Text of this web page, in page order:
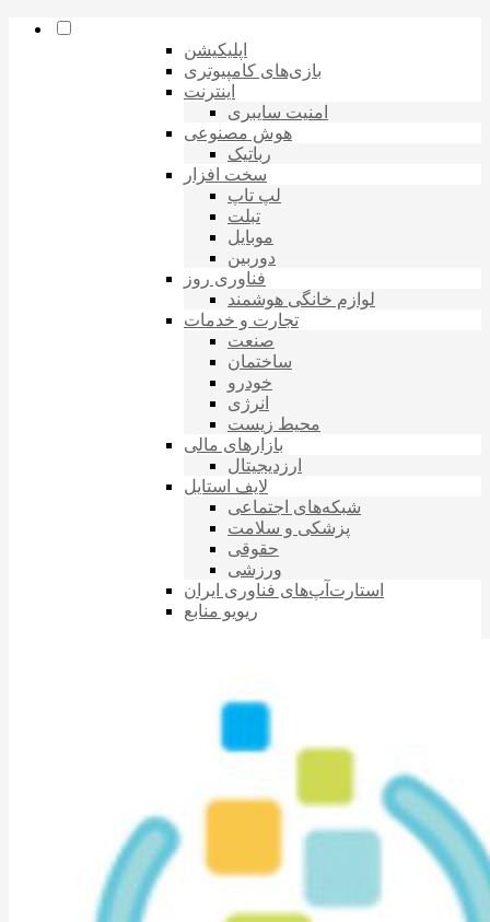
اپلیکیشن
بازی‌های کامپیوتری
اینترنت
امنیت سایبری
هوش مصنوعی
رباتیک
سخت افزار
لپ تاپ
تبلت
موبایل
دوربین
فناوری روز
لوازم خانگی هوشمند
تجارت و خدمات
صنعت
ساختمان
خودرو
انرژی
محیط زیست
بازارهای مالی
ارزدیجیتال
لایف استایل
شبکه‌های اجتماعی
پزشکی و سلامت
حقوقی
ورزشی
استارت‌آپ‌های فناوری ایران
ریویو منابع